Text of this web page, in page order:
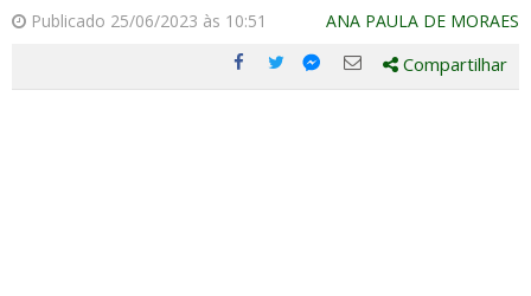
Publicado 25/06/2023 às 10:51 ANA PAULA DE MORAES
Compartilhe
Compartilhe
Compartilhe
Compartilhe
Compartilhar